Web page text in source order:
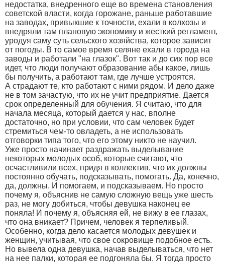
недостатка, внедренного еще во времена становления
советской власти, когда горожане, раньше работавшие
на заводах, привыкшие к точности, ехали в колхозы и
внедряли там плановую экономику и жесткий регламент,
уродуя саму суть сельского хозяйства, которое зависит
от погоды. В то самое время селяне ехали в города на
заводы и работали "на глазок". Вот так и до сих пор все
идет, что люди получают образование абы какое, лишь
бы получить, а работают там, где лучше устроятся.
А страдают те, кто работают с ними рядом. И дело даже
не в том зачастую, что их не учит предприятие. Дается
срок определенный для обучения. Я считаю, что для
начала месяца, который дается у нас, вполне
достаточно, но при условии, что сам человек будет
стремиться чем-то овладеть, а не использовать
отговорки типа того, что его этому никто не научил.
Уже просто начинает раздражать выделывание
некоторых молодых особ, которые считают, что
осчастливили всех, придя в коллектив, что их должны
постоянно обучать, подсказывать, помогать. Да, конечно,
да, должны. И помогаем, и подсказываем. Но просто
почему я, объяснив не самую сложную вещь уже шесть
раз, не могу добиться, чтобы девушка наконец ее
поняла! И почему я, объясняя ей, не вижу в ее глазах,
что она вникает? Причем, человек я терпеливый.
Особенно, когда дело касается молодых девушек и
женщин, учитывая, что свое сокровище подобное есть.
Но вывела одна девушка, начав выделываться, что нет
на нее палки, которая ее подгоняла бы. Я тогда просто